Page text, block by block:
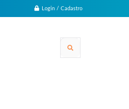
Login / Cadastro